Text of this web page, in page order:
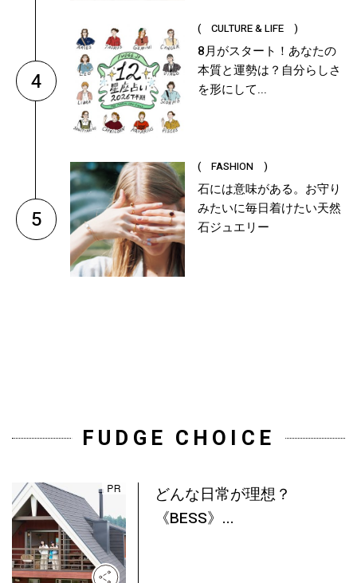
4
( CULTURE & LIFE )
8月がスタート！あなたの
本質と運勢は？自分らしさ
を形にして...
5
( FASHION )
石には意味がある。お守り
みたいに毎日着けたい天然
石ジュエリー
FUDGE CHOICE
どんな日常が理想？
《BESS》...